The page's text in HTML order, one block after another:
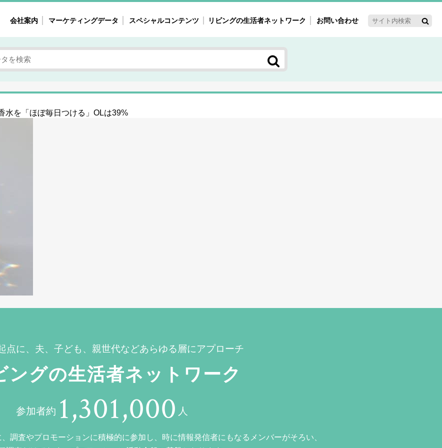
会社案内 マーケティングデータ スペシャルコンテンツ
女性の気持ちと消費がリアルに見える
自主調査レポート
不便・不満の声
注目ターゲット・重点テーマ
40'ｓ～60'ｓマーケット研究室
リビングの生活者ネットワーク お問い合わせ
水を「ほぼ毎日つける」OLは39%
点に、夫、子ども、親世代などあらゆる層にアプローチ
ングの生活者ネットワーク
参加者約 1,301,000 人
調査やプロモーションに積極的に参加し、時に情報発信者にもなるメンバーがそろい、